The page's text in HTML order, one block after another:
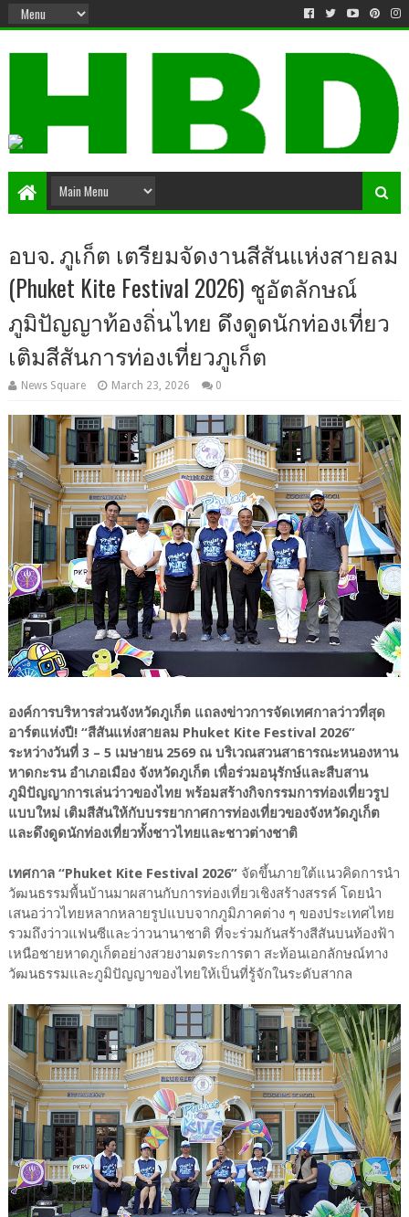
อบจ. ภูเก็ต เตรียมจัดงานสีสันแห่งสายลม
(Phuket Kite Festival 2026) ชูอัตลักษณ์
ภูมิปัญญาท้องถิ่นไทย ดึงดูดนักท่องเที่ยว
เติมสีสันการท่องเที่ยวภูเก็ต
News Square March 23, 2026 0
องค์การบริหารส่วนจังหวัดภูเก็ต แถลงข่าวการจัดเทศกาลว่าวที่สุด
อาร์ตแห่งปี! “สีสันแห่งสายลม Phuket Kite Festival 2026”
ระหว่างวันที่ 3 – 5 เมษายน 2569 ณ บริเวณสวนสาธารณะหนองหาน
หาดกะรน อำเภอเมือง จังหวัดภูเก็ต เพื่อร่วมอนุรักษ์และสืบสาน
ภูมิปัญญาการเล่นว่าวของไทย พร้อมสร้างกิจกรรมการท่องเที่ยวรูป
แบบใหม่ เติมสีสันให้กับบรรยากาศการท่องเที่ยวของจังหวัดภูเก็ต
และดึงดูดนักท่องเที่ยวทั้งชาวไทยและชาวต่างชาติ
เทศกาล “Phuket Kite Festival 2026”จัดขึ้นภายใต้แนวคิดการนำ
วัฒนธรรมพื้นบ้านมาผสานกับการท่องเที่ยวเชิงสร้างสรรค์ โดยนำ
เสนอว่าวไทยหลากหลายรูปแบบจากภูมิภาคต่าง ๆ ของประเทศไทย
รวมถึงว่าวแฟนซีและว่าวนานาชาติ ที่จะร่วมกันสร้างสีสันบนท้องฟ้า
เหนือชายหาดภูเก็ตอย่างสวยงามตระการตา สะท้อนเอกลักษณ์ทาง
วัฒนธรรมและภูมิปัญญาของไทยให้เป็นที่รู้จักในระดับสากล